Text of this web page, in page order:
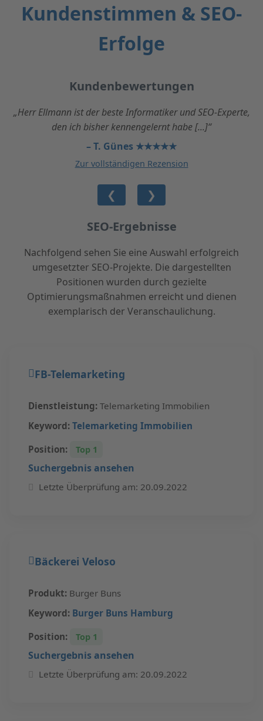
Kundenstimmen & SEO-
Erfolge
Kundenbewertungen
„Herr Ellmann ist der beste Informatiker und SEO-Experte,
den ich bisher kennengelernt habe [...]“
– T. Günes ★★★★★
Zur vollständigen Rezension
❮ ❯
SEO-Ergebnisse
Nachfolgend sehen Sie eine Auswahl erfolgreich
umgesetzter SEO-Projekte. Die dargestellten
Positionen wurden durch gezielte
Optimierungsmaßnahmen erreicht und dienen
exemplarisch der Veranschaulichung.
FB-Telemarketing
Dienstleistung: Telemarketing Immobilien
Keyword: Telemarketing Immobilien
Position: Top 1
Suchergebnis ansehen
Letzte Überprüfung am: 20.09.2022
Bäckerei Veloso
Produkt: Burger Buns
Keyword: Burger Buns Hamburg
Position: Top 1
Suchergebnis ansehen
Letzte Überprüfung am: 20.09.2022